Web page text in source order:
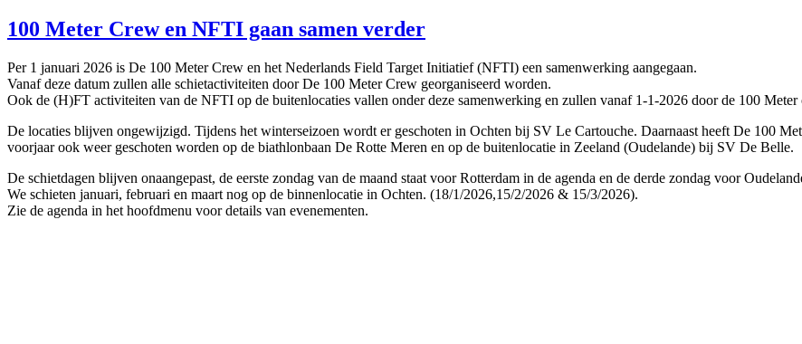
100 Meter Crew en NFTI gaan samen verder
Per 1 januari 2026 is De 100 Meter Crew en het Nederlands Field Target Initiatief (NFTI) een samenwerking aangegaan.
Vanaf deze datum zullen alle schietactiviteiten door De 100 Meter Crew georganiseerd worden.
Ook de (H)FT activiteiten van de NFTI op de buitenlocaties vallen onder deze samenwerking en zullen vanaf 1-1-2026 door de 100 Meter
De locaties blijven ongewijzigd. Tijdens het winterseizoen wordt er geschoten in Ochten bij SV Le Cartouche. Daarnaast heeft De 100
voorjaar ook weer geschoten worden op de biathlonbaan De Rotte Meren en op de buitenlocatie in Zeeland (Oudelande) bij SV De Belle.
De schietdagen blijven onaangepast, de eerste zondag van de maand staat voor Rotterdam in de agenda en de derde zondag voor
We schieten januari, februari en maart nog op de binnenlocatie in Ochten. (18/1/2026,15/2/2026 & 15/3/2026).
Zie de agenda in het hoofdmenu voor details van evenementen.